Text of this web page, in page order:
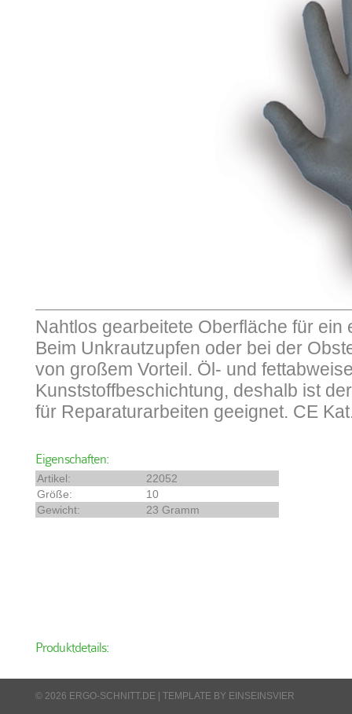
Nahtlos gearbeitete Oberfläche für ein
Beim Unkrautzupfen oder bei der
von großem Vorteil. Öl- und
Kunststoffbeschichtung, deshalb ist
für Reparaturarbeiten geeignet. CE
Eigenschaften:
Artikel:
22052
Größe:
10
Gewicht:
23 Gramm
Produktdetails:
© 2026 ERGO-SCHNITT.DE | TEMPLATE BY EINSEINSVIER